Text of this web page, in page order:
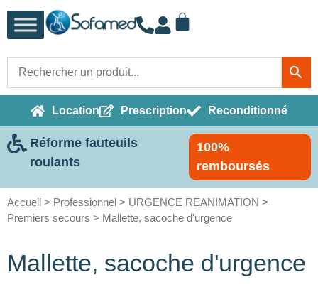
Location Prescription Reconditionné
Réforme fauteuils
roulants
100%
remboursés
Accueil > Professionnel > URGENCE REANIMATION >
Premiers secours > Mallette, sacoche d'urgence
Mallette, sacoche d'urgence